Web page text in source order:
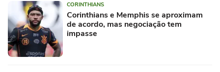
CORINTHIANS
Corinthians e Memphis se aproximam
de acordo, mas negociação tem
impasse